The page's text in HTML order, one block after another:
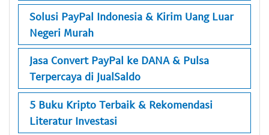
Solusi PayPal Indonesia & Kirim Uang Luar
Negeri Murah
Jasa Convert PayPal ke DANA & Pulsa
Terpercaya di JualSaldo
5 Buku Kripto Terbaik & Rekomendasi
Literatur Investasi